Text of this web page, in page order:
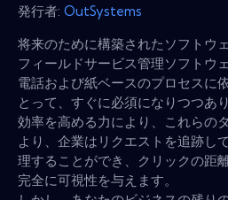
発行者: OutSystems
将来のために構築されたソフトウェ
フィールドサービス管理ソフトウ
電話および紙ベースのプロセスに
とって、すぐに必須になりつつあ
効率を高める力により、これらの
より、企業はリクエストを追跡し
理することができ、クリックの距
完全に可視性を与えます。